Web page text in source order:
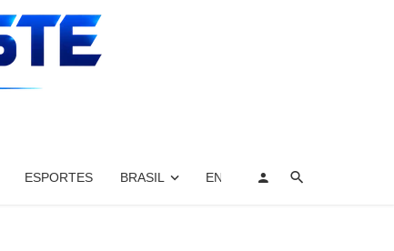
ESPORTES BRASIL ENTRETENIMENTO, ARTES E